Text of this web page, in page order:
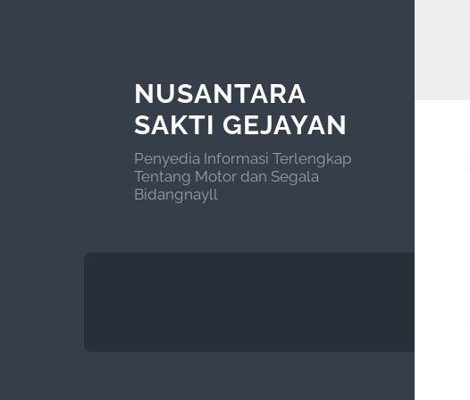
NUSANTARA
SAKTI GEJAYAN
Penyedia Informasi Terlengkap
Tentang Motor dan Segala
Bidangnayll